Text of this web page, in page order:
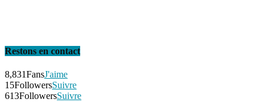
Restons en contact
8,831FansJ'aime
15FollowersSuivre
613FollowersSuivre